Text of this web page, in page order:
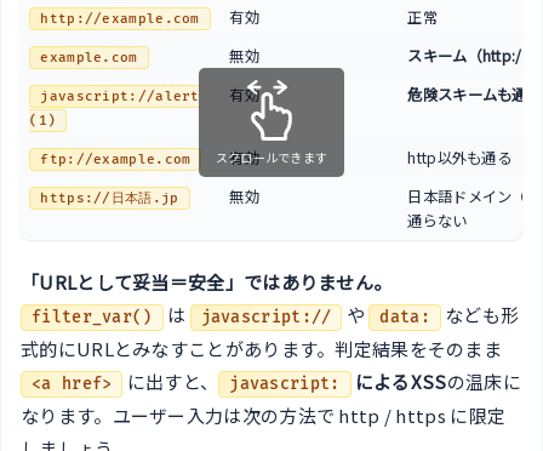
http://example.com 有効 正常
example.com 無効 スキーム（http://
javascript://alert
(1)
有効 危険スキームも通る
ftp://example.com 有効 http以外も通る
https://日本語.jp 無効
日本語ドメイン（
通らない
スクロールできます
「URLとして妥当＝安全」ではありません。
filter_var() は javascript:// や data:
なども形
式的にURLとみなすことがあります。判定結果をそのまま
<a href> に出すと、 javascript: によるXSSの温床に
なります。ユーザー入力は次の方法で http / https に限定